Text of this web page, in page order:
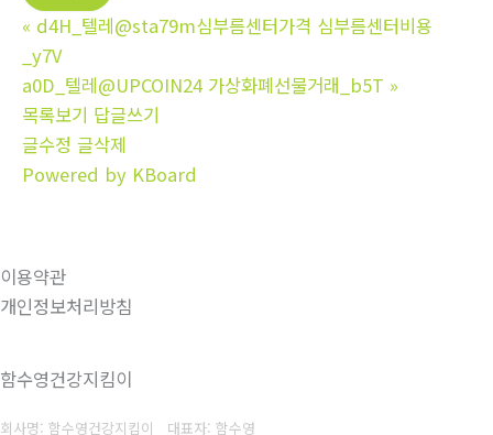
« d4H_텔레@sta79m심부름센터가격 심부름센터비용
_y7V
a0D_텔레@UPCOIN24 가상화폐선물거래_b5T »
목록보기 답글쓰기
글수정 글삭제
Powered by KBoard
이용약관
개인정보처리방침
함수영건강지킴이
회사명: 함수영건강지킴이 대표자: 함수영